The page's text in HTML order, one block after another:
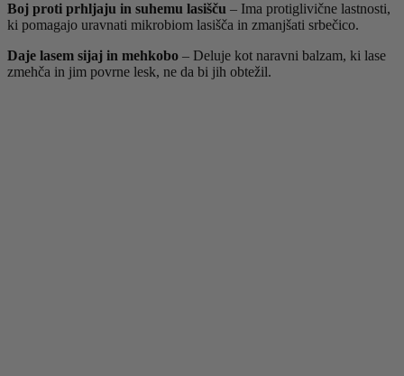
Boj proti prhljaju in suhemu lasišču – Ima protiglivične lastnosti,
ki pomagajo uravnati mikrobiom lasišča in zmanjšati srbečico.
Daje lasem sijaj in mehkobo – Deluje kot naravni balzam, ki lase
zmehča in jim povrne lesk, ne da bi jih obtežil.